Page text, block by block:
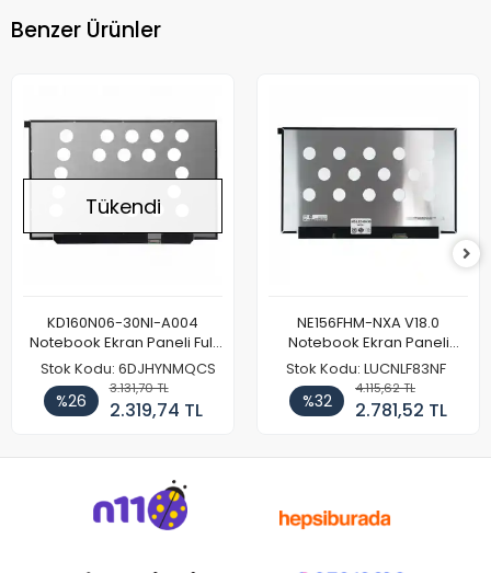
Benzer Ürünler
Tükendi
KD160N06-30NI-A004
Notebook Ekran Paneli Full
HD
Stok Kodu: 6DJHYNMQCS
%26
3.131,70 TL
2.319,74 TL
NE156FHM-NXA V18.0
Notebook Ekran Paneli
144Hz
Stok Kodu: LUCNLF83NF
%32
4.115,62 TL
2.781,52 TL